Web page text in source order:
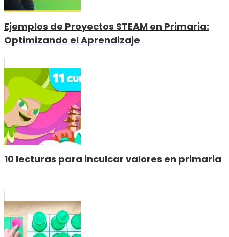
Ejemplos de Proyectos STEAM en Primaria:
Optimizando el Aprendizaje
10 lecturas para inculcar valores en primaria